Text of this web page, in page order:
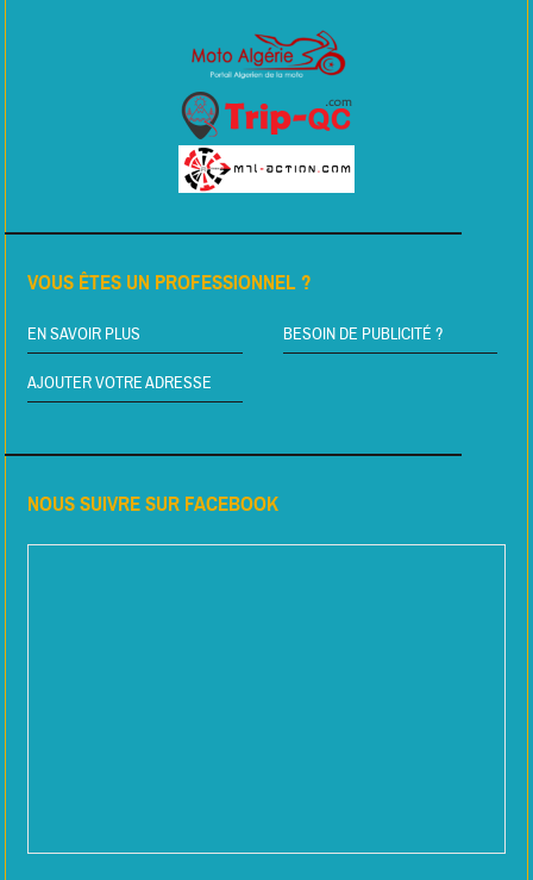
VOUS ÊTES UN PROFESSIONNEL ?
EN SAVOIR PLUS BESOIN DE PUBLICITÉ ?
AJOUTER VOTRE ADRESSE
NOUS SUIVRE SUR FACEBOOK